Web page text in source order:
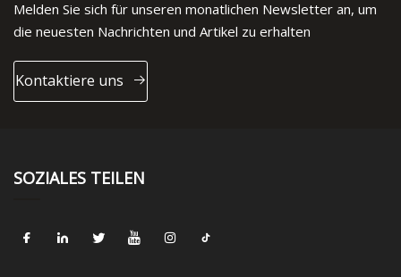
Melden Sie sich für unseren monatlichen Newsletter an, um
die neuesten Nachrichten und Artikel zu erhalten
Kontaktiere uns
SOZIALES TEILEN